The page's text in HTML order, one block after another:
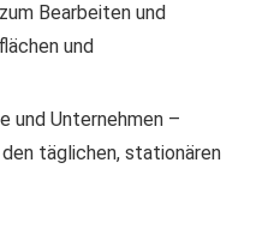
Bearbeiten und
und
und Unternehmen –
täglichen, stationären